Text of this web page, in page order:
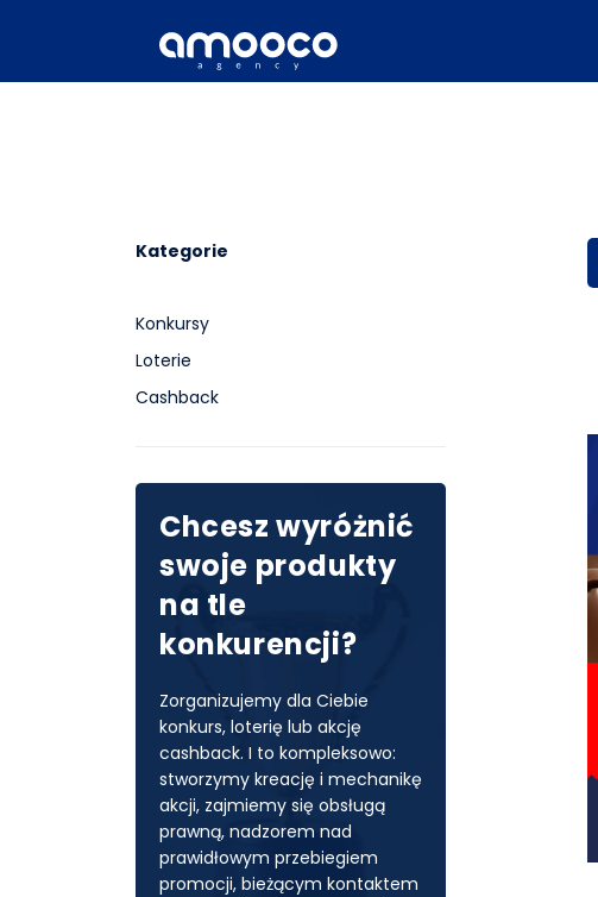
Kategorie
Konkursy
Loterie
Cashback
Chcesz wyróżnić
swoje produkty
na tle
konkurencji?
Zorganizujemy dla Ciebie
konkurs, loterię lub akcję
cashback. I to kompleksowo:
stworzymy kreację i mechanikę
akcji, zajmiemy się obsługą
prawną, nadzorem nad
prawidłowym przebiegiem
promocji, bieżącym kontaktem